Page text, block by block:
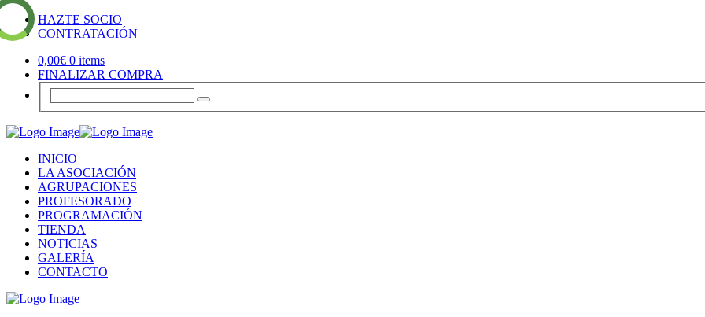
HAZTE SOCIO
CONTRATACIÓN
0,00€ 0 items
FINALIZAR COMPRA
INICIO
LA ASOCIACIÓN
AGRUPACIONES
PROFESORADO
PROGRAMACIÓN
TIENDA
NOTICIAS
GALERÍA
CONTACTO